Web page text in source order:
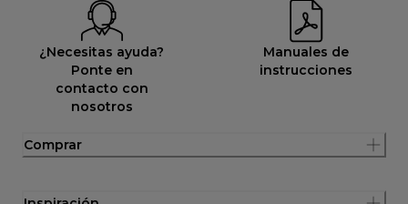
¿Necesitas ayuda?
Ponte en
contacto con
nosotros
Manuales de
instrucciones
Comprar